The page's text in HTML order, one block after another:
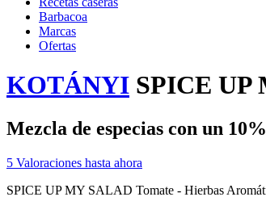
Barbacoa
Marcas
Ofertas
KOTÁNYI SPICE UP
Mezcla de especias con un
5 Valoraciones hasta ahora
SPICE UP MY SALAD Tomate - Hierbas